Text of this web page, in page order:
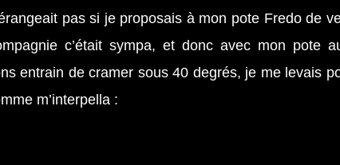
pas si je proposais à mon pote Fredo de
c’était sympa, et donc avec mon pote
entrain de cramer sous 40 degrés, je me levais
m’interpella :